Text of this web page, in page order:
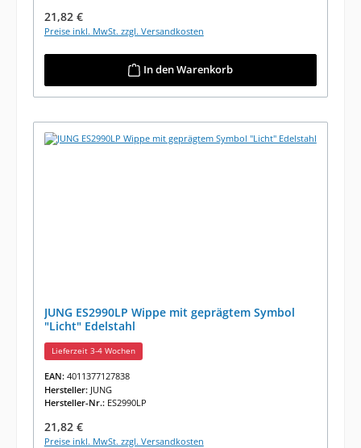
Regulärer Preis:
21,82 €
Preise inkl. MwSt. zzgl. Versandkosten
In den Warenkorb
JUNG ES2990LP Wippe mit geprägtem Symbol
"Licht" Edelstahl
Lieferzeit 3-4 Wochen
EAN: 4011377127838
Hersteller: JUNG
Hersteller-Nr.: ES2990LP
Regulärer Preis:
21,82 €
Preise inkl. MwSt. zzgl. Versandkosten